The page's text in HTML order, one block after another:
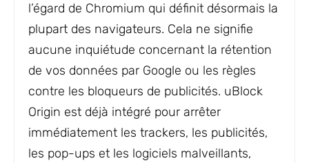
l’égard de Chromium qui définit désormais la
plupart des navigateurs. Cela ne signifie
aucune inquiétude concernant la rétention
de vos données par Google ou les règles
contre les bloqueurs de publicités. uBlock
Origin est déjà intégré pour arrêter
immédiatement les trackers, les publicités,
les pop-ups et les logiciels malveillants,